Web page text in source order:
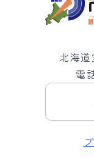
北海
電